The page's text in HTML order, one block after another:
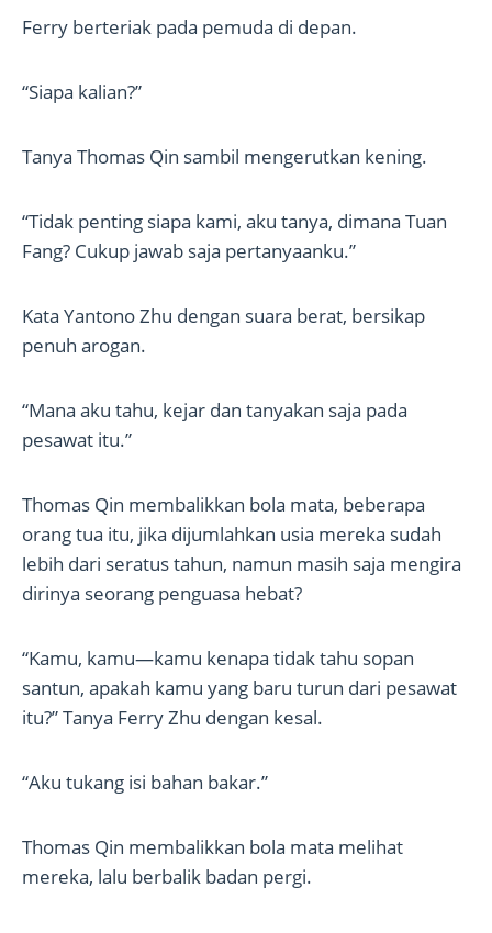
Ferry berteriak pada pemuda di depan.
“Siapa kalian?”
Tanya Thomas Qin sambil mengerutkan kening.
“Tidak penting siapa kami, aku tanya, dimana Tuan
Fang? Cukup jawab saja pertanyaanku.”
Kata Yantono Zhu dengan suara berat, bersikap
penuh arogan.
“Mana aku tahu, kejar dan tanyakan saja pada
pesawat itu.”
Thomas Qin membalikkan bola mata, beberapa
orang tua itu, jika dijumlahkan usia mereka sudah
lebih dari seratus tahun, namun masih saja mengira
dirinya seorang penguasa hebat?
“Kamu, kamu—kamu kenapa tidak tahu sopan
santun, apakah kamu yang baru turun dari pesawat
itu?” Tanya Ferry Zhu dengan kesal.
“Aku tukang isi bahan bakar.”
Thomas Qin membalikkan bola mata melihat
mereka, lalu berbalik badan pergi.